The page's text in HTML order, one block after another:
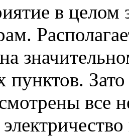
в
пунктов.
все